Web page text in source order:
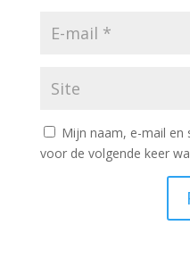
Mijn naam, e-mail en
voor de volgende keer